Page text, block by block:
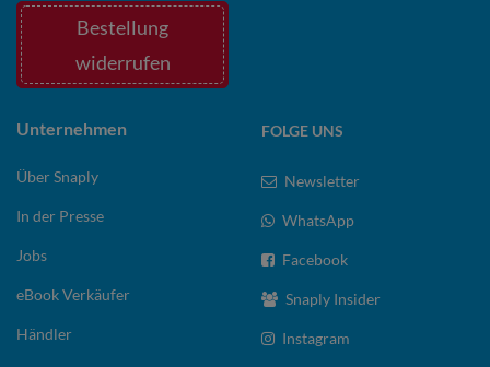
Bestellung
widerrufen
Unternehmen
Über Snaply
In der Presse
Jobs
eBook Verkäufer
Händler
FOLGE UNS
Newsletter
WhatsApp
Facebook
Snaply Insider
Instagram